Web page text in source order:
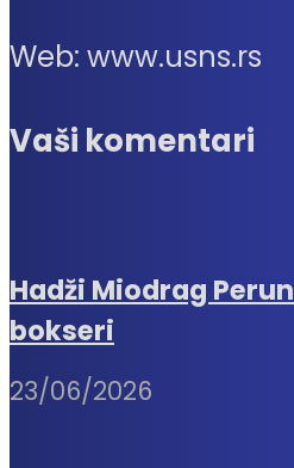
Web: www.usns.rs
Vaši komentari
Hadži Miodrag
bokseri
23/06/2026